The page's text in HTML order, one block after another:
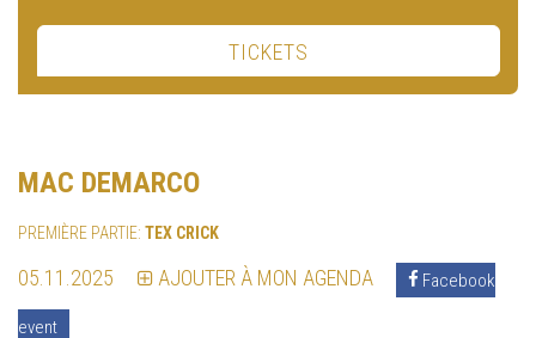
TICKETS
MAC DEMARCO
PREMIÈRE PARTIE: TEX CRICK
05.11.2025 AJOUTER À MON AGENDA Facebook
event